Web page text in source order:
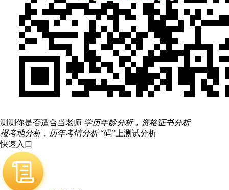
测测你是否适合当老师 学历年龄分析，资格证书分析
报考地分析，历年考情分析 “码”上测试分析
快速入口